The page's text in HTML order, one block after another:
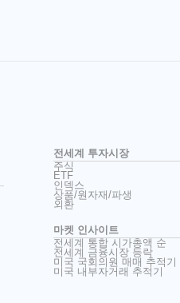
전세계 투자시장
주식
ETF
인덱스
상품/원자재/파생
외환
마켓 인사이트
전세계 통합 시가총액 순
전세계 금융시장 등락
미국 국회의원 매매 추적기
미국 내부자거래 추적기